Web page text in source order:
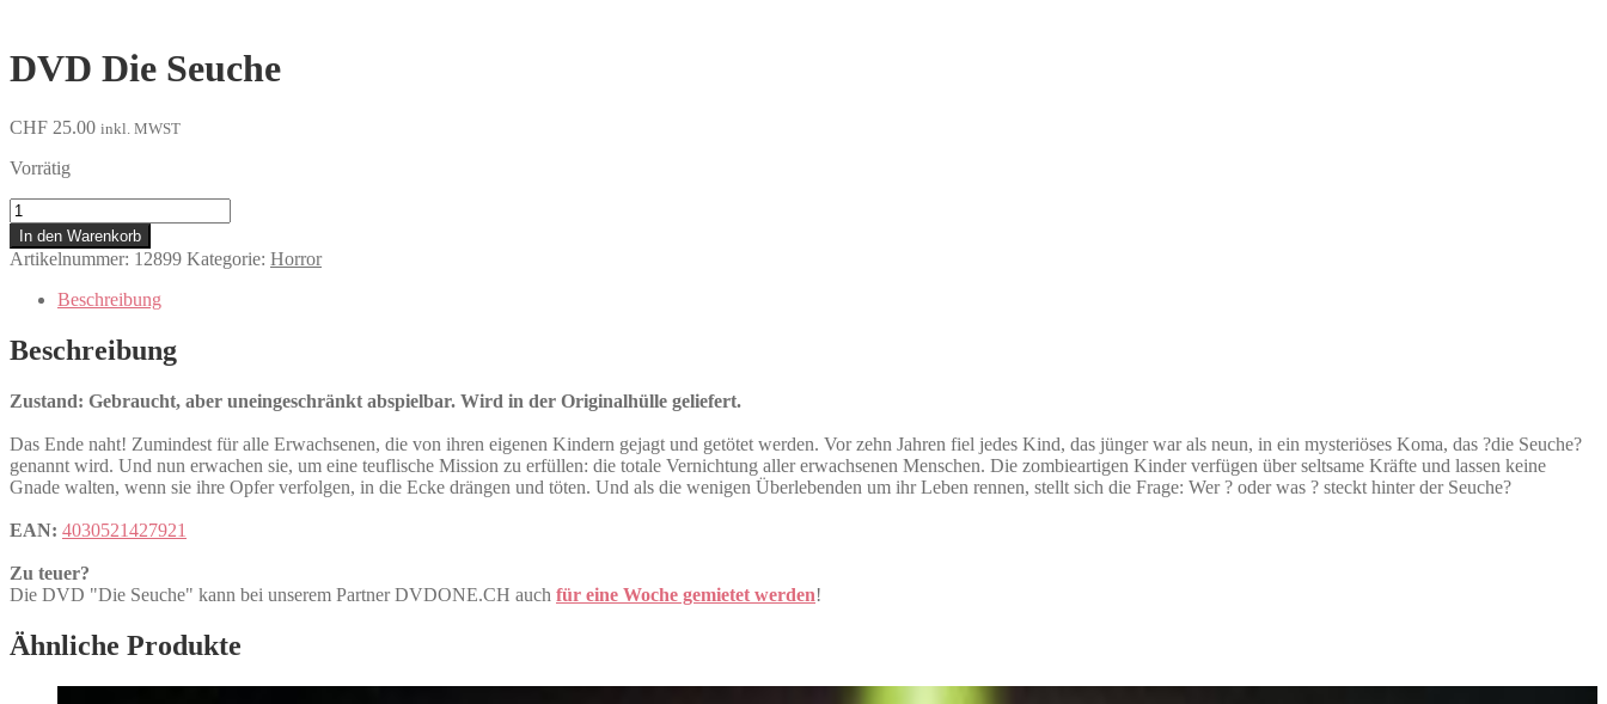
DVD Die Seuche
CHF 25.00 inkl. MWST
Vorrätig
Die
Seuche
Menge
In den Warenkorb
Artikelnummer: 12899 Kategorie: Horror
Beschreibung
Beschreibung
Zustand: Gebraucht, aber uneingeschränkt abspielbar. Wird in der Originalhülle geliefert.
Das Ende naht! Zumindest für alle Erwachsenen, die von ihren eigenen Kindern gejagt und getötet werden. Vor zehn Jahren fiel jedes Kind, das jünger war als neun, in ein mysteriöses Koma, das ?die Seuche?
genannt wird. Und nun erwachen sie, um eine teuflische Mission zu erfüllen: die totale Vernichtung aller erwachsenen Menschen. Die zombieartigen Kinder verfügen über seltsame Kräfte und lassen keine
Gnade walten, wenn sie ihre Opfer verfolgen, in die Ecke drängen und töten. Und als die wenigen Überlebenden um ihr Leben rennen, stellt sich die Frage: Wer ? oder was ? steckt hinter der Seuche?
EAN: 4030521427921
Zu teuer?
Die DVD "Die Seuche" kann bei unserem Partner DVDONE.CH auch für eine Woche gemietet werden!
Ähnliche Produkte